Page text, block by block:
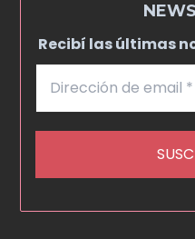
Recibí las últimas